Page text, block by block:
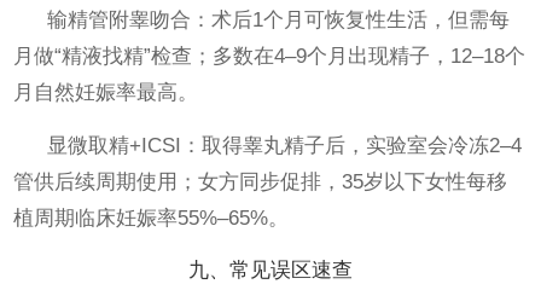
输精管附睾吻合：术后1个月可恢复性生活，但需每
月做“精液找精”检查；多数在4–9个月出现精子，12–18个
月自然妊娠率最高。
显微取精+ICSI：取得睾丸精子后，实验室会冷冻2–4
管供后续周期使用；女方同步促排，35岁以下女性每移
植周期临床妊娠率55%–65%。
九、常见误区速查